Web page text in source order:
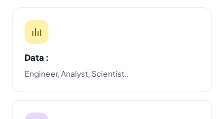
Data :
Engineer, Analyst, Scientist..